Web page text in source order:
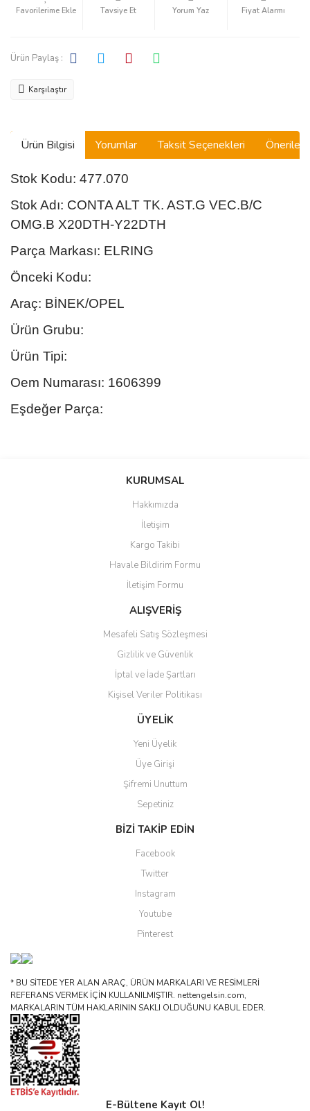
Tavsiye Et Yorum Yaz Fiyat Alarmı
Ürün Paylaş :
Karşılaştır
Ürün Bilgisi Yorumlar Taksit Seçenekleri
Stok Kodu: 477.070
Stok Adı: CONTA ALT TK. AST.G VEC.B/C
OMG.B X20DTH-Y22DTH
Parça Markası: ELRING
Önceki Kodu:
Araç: BİNEK/OPEL
Ürün Grubu:
Ürün Tipi:
Oem Numarası: 1606399
Eşdeğer Parça:
Bu ürüne ilk yorumu siz yapın!
Yorum Yaz
Ürün resmi kalitesiz, bozuk veya görüntülenemiyor.
Ürün açıklamasında eksik bilgiler bulunuyor.
Ürün bilgilerinde hatalar bulunuyor.
Ürün fiyatı diğer sitelerden daha pahalı.
Bu ürüne benzer farklı alternatifler olmalı.
Gönder
KURUMSAL
Hakkımızda
İletişim
Kargo Takibi
Havale Bildirim Formu
İletişim Formu
ALIŞVERİŞ
Mesafeli Satış Sözleşmesi
Gizlilik ve Güvenlik
İptal ve İade Şartları
Kişisel Veriler Politikası
ÜYELİK
Yeni Üyelik
Üye Girişi
Şifremi Unuttum
Sepetiniz
BİZİ TAKİP EDİN
Facebook
Twitter
Instagram
Youtube
Pinterest
* BU SİTEDE YER ALAN ARAÇ, ÜRÜN MARKALARI VE RESİMLERİ
REFERANS VERMEK İÇİN KULLANILMIŞTIR. nettengelsin.com,
MARKALARIN TÜM HAKLARININ SAKLI OLDUĞUNU KABUL EDER.
E-Bültene Kayıt Ol!